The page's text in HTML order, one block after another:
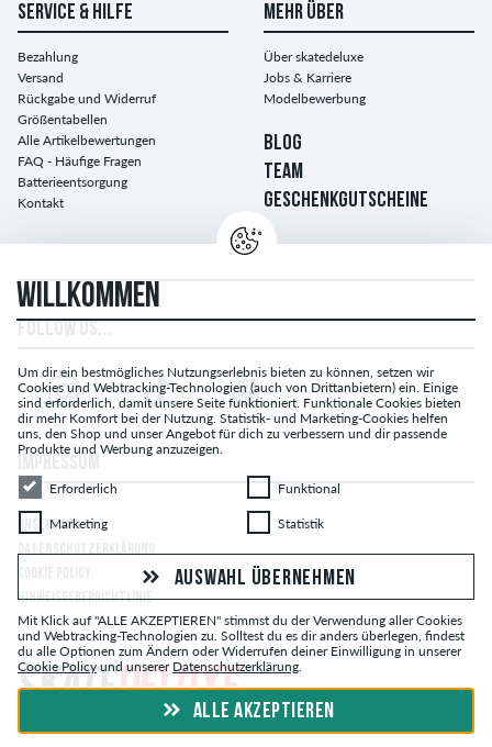
SERVICE & HILFE
Bezahlung
Versand
Rückgabe und Widerruf
Größentabellen
Alle Artikelbewertungen
FAQ - Häufige Fragen
Batterieentsorgung
Kontakt
MEHR ÜBER
Über skatedeluxe
Jobs & Karriere
Modelbewerbung
BLOG
TEAM
GESCHENKGUTSCHEINE
UNSERE AGB
HINWEISGEBERRICHTLINIE
© skatedeluxe.ch Skateshop 2026
WILLKOMMEN
Um dir ein bestmögliches Nutzungserlebnis bieten zu können, setzen wir
Cookies und Webtracking-Technologien (auch von Drittanbietern) ein. Einige
sind erforderlich, damit unsere Seite funktioniert. Funktionale Cookies bieten
dir mehr Komfort bei der Nutzung. Statistik- und Marketing-Cookies helfen
uns, den Shop und unser Angebot für dich zu verbessern und dir passende
Produkte und Werbung anzuzeigen.
Erforderlich
Erforderlich FunktionalFunktional
MarketingMarketing StatistikStatistik
AUSWAHL ÜBERNEHMEN
Mit Klick auf "ALLE AKZEPTIEREN" stimmst du der Verwendung aller Cookies
und Webtracking-Technologien zu. Solltest du es dir anders überlegen, findest
du alle Optionen zum Ändern oder Widerrufen deiner Einwilligung in unserer
Cookie Policy und unserer Datenschutzerklärung.
ALLE AKZEPTIEREN